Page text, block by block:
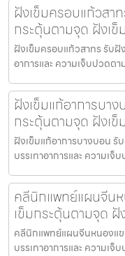
ฝังเข็มครอบแก้วสา
กระตุ้นตามจุด ฝังเ
ฝังเข็มครอบแก้วสาทร รับฝั
อาการและ ความเจ็บปวดต
ฝังเข็มแก้อาการบา
กระตุ้นตามจุด ฝังเ
ฝังเข็มแก้อาการบางบอน รั
บรรเทาอาการและ ความเ
คลีนิกแพทย์แผนจีน
เข็มกระตุ้นตามจุด
คลีนิกแพทย์แผนจีนหนองแข
บรรเทาอาการและ ความเ